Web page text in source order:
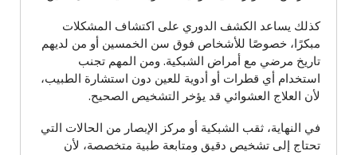
كذلك يساعد الكشف الدوري على اكتشاف المشكلات
مبكرًا، خصوصًا للأشخاص فوق سن الخمسين أو من لديهم
تاريخ مرضي مع أمراض الشبكية. ومن المهم تجنب
استخدام أي قطرات أو أدوية للعين دون استشارة الطبيب،
لأن العلاج العشوائي قد يؤخر التشخيص الصحيح.
في النهاية، ثقب الشبكية أو مركز الإبصار من الحالات التي
تحتاج إلى تشخيص دقيق ومتابعة طبية متخصصة، لأن